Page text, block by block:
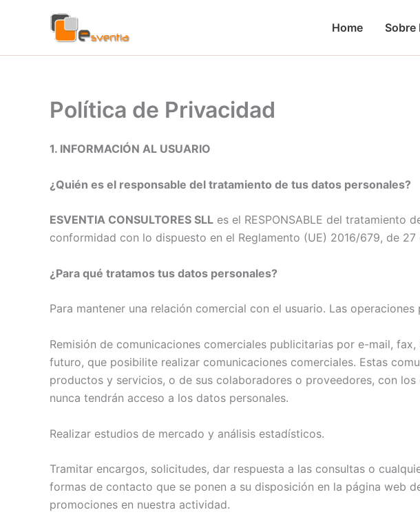
Home Sobre
Política de Privacidad
1. INFORMACIÓN AL USUARIO
¿Quién es el responsable del tratamiento de tus datos personales?
ESVENTIA CONSULTORES SLL es el RESPONSABLE del tratamiento
conformidad con lo dispuesto en el Reglamento (UE) 2016/679, de
¿Para qué tratamos tus datos personales?
Para mantener una relación comercial con el usuario. Las
Remisión de comunicaciones comerciales publicitarias por e-mail,
futuro, que posibilite realizar comunicaciones comerciales. Estas
productos y servicios, o de sus colaboradores o proveedores, con
nunca tendrán acceso a los datos personales.
Realizar estudios de mercado y análisis estadísticos.
Tramitar encargos, solicitudes, dar respuesta a las consultas o
formas de contacto que se ponen a su disposición en la página web
promociones en nuestra actividad.